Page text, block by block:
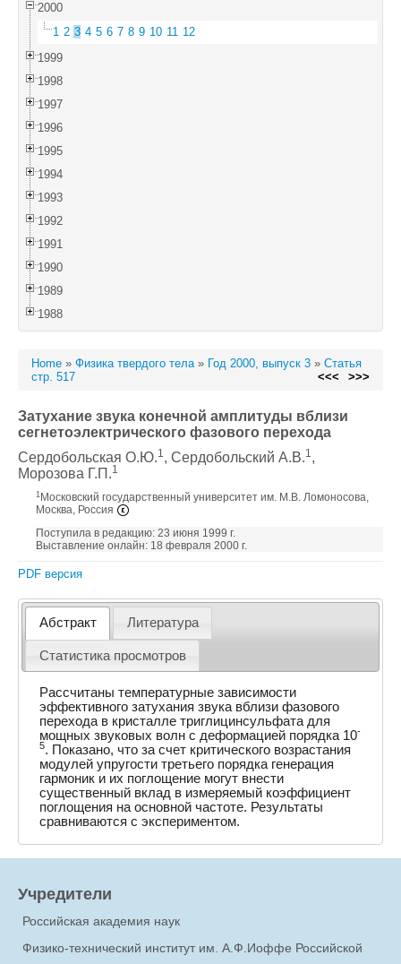
2000
1 2 3 4 5 6 7 8 9 10 11 12
1999
1998
1997
1996
1995
1994
1993
1992
1991
1990
1989
1988
Home » Физика твердого тела» Год 2000, выпуск 3 » Статья
стр. 517
<<< >>>
Затухание звука конечной амплитуды вблизи
сегнетоэлектрического фазового перехода
Сердобольская О.Ю.1, Сердобольский А.В.1,
Морозова Г.П.1
1 Московский государственный университет им. М.В. Ломоносова,
Москва, Россия
Поступила в редакцию: 23 июня 1999 г.
Выставление онлайн: 18 февраля 2000 г.
PDF версия
Абстракт Литература
Статистика просмотров
Рассчитаны температурные зависимости
эффективного затухания звука вблизи фазового
перехода в кристалле триглицинсульфата для
мощных звуковых волн с деформацией порядка 10-
5. Показано, что за счет критического возрастания
модулей упругости третьего порядка генерация
гармоник и их поглощение могут внести
существенный вклад в измеряемый коэффициент
поглощения на основной частоте. Результаты
сравниваются с экспериментом.
Учредители
Российская академия наук
Физико-технический институт им. А.Ф.Иоффе Российской